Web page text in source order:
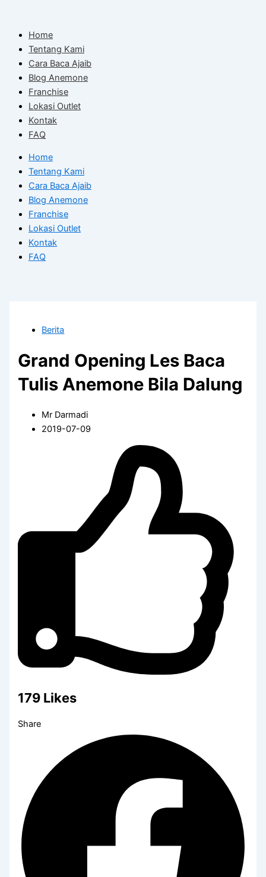
contentHome
Tentang Kami
Cara Baca Ajaib
Blog Anemone
Franchise
Lokasi Outlet
Kontak
FAQ
Home
Tentang Kami
Cara Baca Ajaib
Blog Anemone
Franchise
Lokasi Outlet
Kontak
FAQ
Berita
Grand Opening Les Baca
Tulis Anemone Bila Dalung
Mr Darmadi
2019-07-09
179 Likes
Share